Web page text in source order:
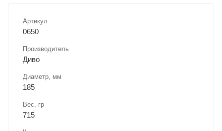
Артикул
0650
Производитель
Диво
Диаметр, мм
185
Вес, гр
715